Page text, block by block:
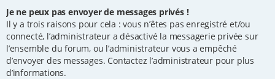
Je ne peux pas envoyer de messages privés !
Il y a trois raisons pour cela : vous n’êtes pas enregistré et/ou
connecté, l’administrateur a désactivé la messagerie privée sur
l’ensemble du forum, ou l’administrateur vous a empêché
d’envoyer des messages. Contactez l’administrateur pour plus
d’informations.